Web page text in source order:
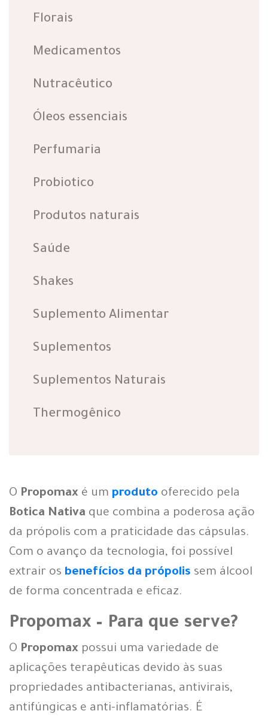
O Propomax é um produto oferecido pela
Botica Nativa que combina a poderosa ação
da própolis com a praticidade das cápsulas.
Com o avanço da tecnologia, foi possível
extrair os benefícios da própolis sem álcool
de forma concentrada e eficaz.
Propomax – Para que serve?
O Propomax possui uma variedade de
aplicações terapêuticas devido às suas
propriedades antibacterianas, antivirais,
antifúngicas e anti-inflamatórias. É
Florais
Medicamentos
Nutracêutico
Óleos essenciais
Perfumaria
Probiotico
Produtos naturais
Saúde
Shakes
Suplemento Alimentar
Suplementos
Suplementos Naturais
Thermogênico